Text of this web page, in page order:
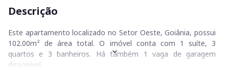
Descrição
Este apartamento localizado no Setor Oeste, Goiânia, possui
102.00m² de área total. O imóvel conta com 1 suíte, 3
quartos e 3 banheiros. Há também 1 vaga de garagem
disponível.